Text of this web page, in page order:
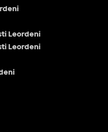
Leordeni
Leordeni